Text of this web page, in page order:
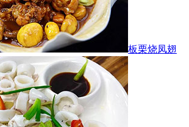
板栗烧凤翅